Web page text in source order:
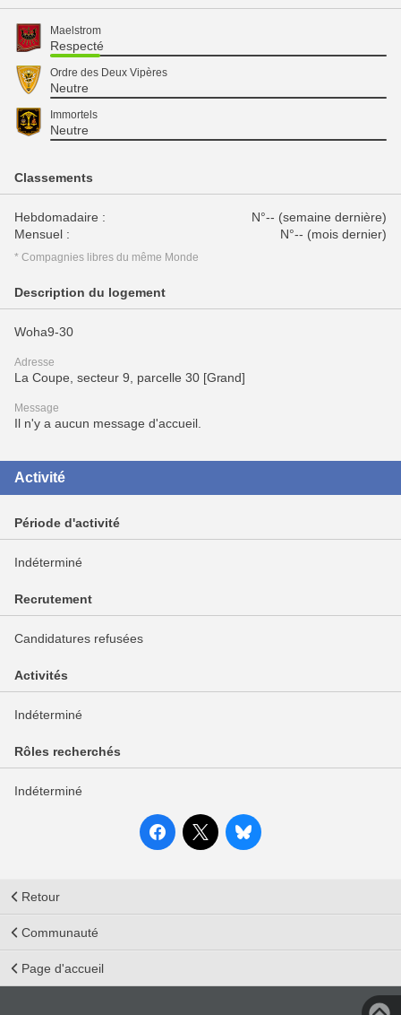
Maelstrom
Respecté
Ordre des Deux Vipères
Neutre
Immortels
Neutre
Classements
Hebdomadaire :
N°-- (semaine dernière)
Mensuel :
N°-- (mois dernier)
* Compagnies libres du même Monde
Description du logement
Woha9-30
Adresse
La Coupe, secteur 9, parcelle 30 [Grand]
Message
Il n'y a aucun message d'accueil.
Activité
Période d'activité
Indéterminé
Recrutement
Candidatures refusées
Activités
Indéterminé
Rôles recherchés
Indéterminé
Retour
Communauté
Page d'accueil